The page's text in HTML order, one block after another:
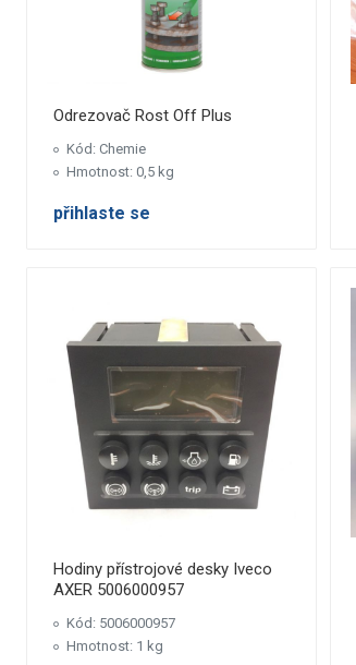
Odrezovač Rost Off Plus
Kód: Chemie
Hmotnost: 0,5 kg
přihlaste se
Hodiny přístrojové desky Iveco
AXER 5006000957
Kód: 5006000957
Hmotnost: 1 kg